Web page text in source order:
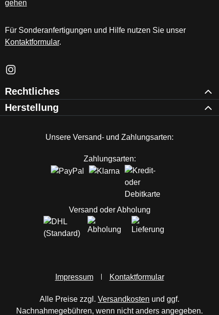
Für Sonderanfertigungen und Hilfe nutzen Sie unser
Kontaktformular.
Schau auf Instagram vorbei – öffnet in neuem Tab (externer
Rechtliches
Herstellung
Unsere Versand- und Zahlungsarten:
Zahlungsarten:
Versand oder Abholung
Impressum Kontaktformular
Alle Preise zzgl. Versandkosten und ggf.
Nachnahmegebühren, wenn nicht anders angegeben.